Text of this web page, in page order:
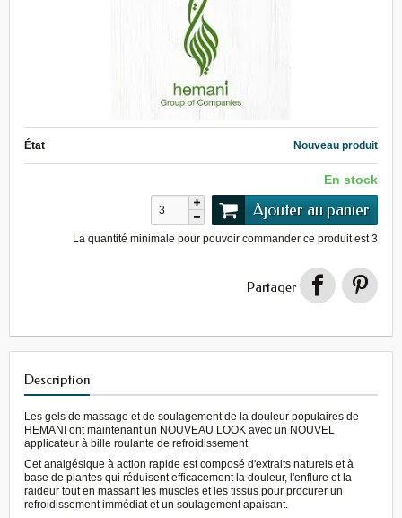
État Nouveau produit
En stock
Ajouter au panier
La quantité minimale pour pouvoir commander ce produit est3
Partager
Description
Les gels de massage et de soulagement de la douleur populaires de
HEMANI ont maintenant un NOUVEAU LOOK avec un NOUVEL
applicateur à bille roulante de refroidissement
Cet analgésique à action rapide est composé d'extraits naturels et à
base de plantes qui réduisent efficacement la douleur, l'enflure et la
raideur tout en massant les muscles et les tissus pour procurer un
refroidissement immédiat et un soulagement apaisant.